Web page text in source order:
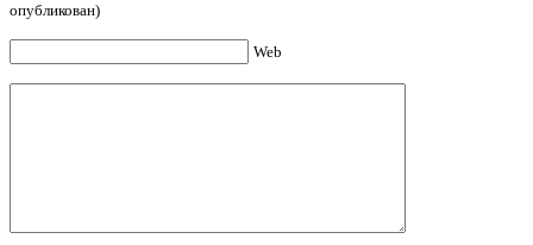
опубликован)
Web